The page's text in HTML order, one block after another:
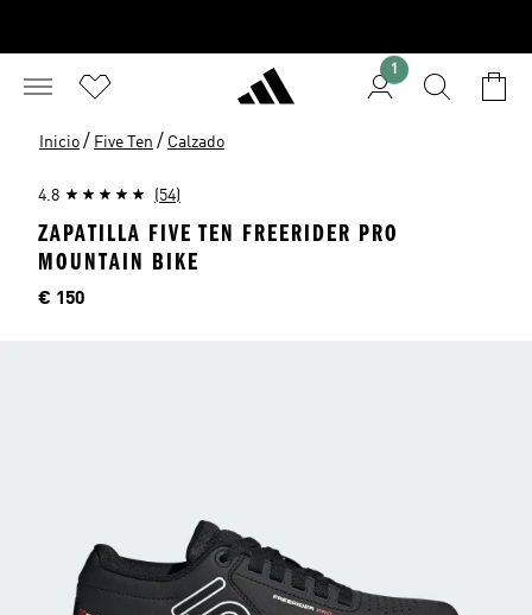
1
Inicio / Five Ten / Calzado
4.8 (54)
ZAPATILLA FIVE TEN FREERIDER PRO
MOUNTAIN BIKE
Precio
€ 150